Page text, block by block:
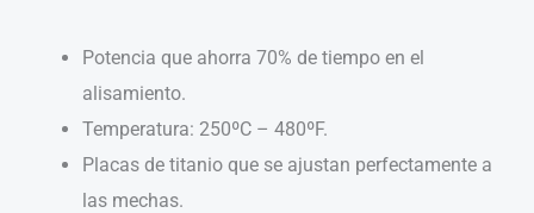
Potencia que ahorra 70% de tiempo en el
alisamiento.
Temperatura: 250ºC – 480ºF.
Placas de titanio que se ajustan perfectamente a
las mechas.